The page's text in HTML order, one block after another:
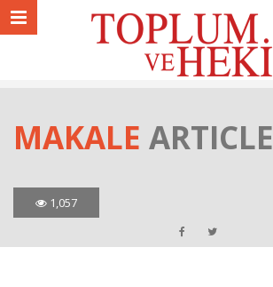
MAKALE ARTICLE
1,057